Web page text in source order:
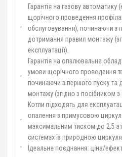
Гарантія на газову автоматику
щорічного проведення
обслуговування), починаючи з
дотримання правил монтажу
експлуатації).
Гарантія на опалювальне
умови щорічного проведення
починаючи з першого пуску та
монтажу (згідно з посібником з
Котли підходять для
опалення з примусовою
максимальним тиском до 2,5
системах із природною
Ідеальне поєднання: ціна/